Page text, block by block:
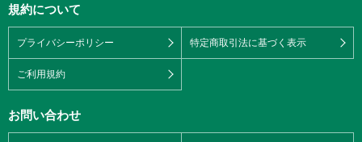
規約について
プライバシーポリシー 特定商取引法に基づく表示
ご利用規約
お問い合わせ